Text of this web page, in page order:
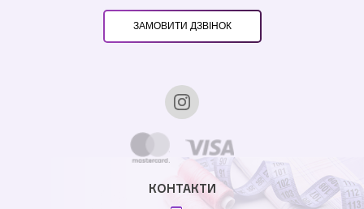
ЗАМОВИТИ ДЗВІНОК
КОНТАКТИ